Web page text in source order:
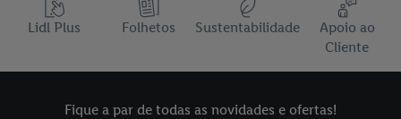
Lidl Plus Folhetos Sustentabilidade
Apoio ao
Cliente
Fique a par de todas as novidades e ofertas!